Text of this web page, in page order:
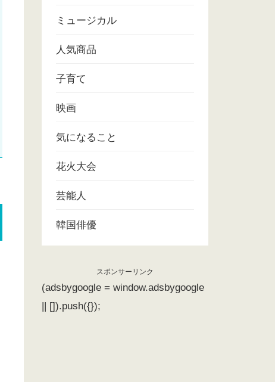
ミュージカル
人気商品
子育て
映画
気になること
花火大会
芸能人
韓国俳優
スポンサーリンク
(adsbygoogle = window.adsbygoogle
|| []).push({});